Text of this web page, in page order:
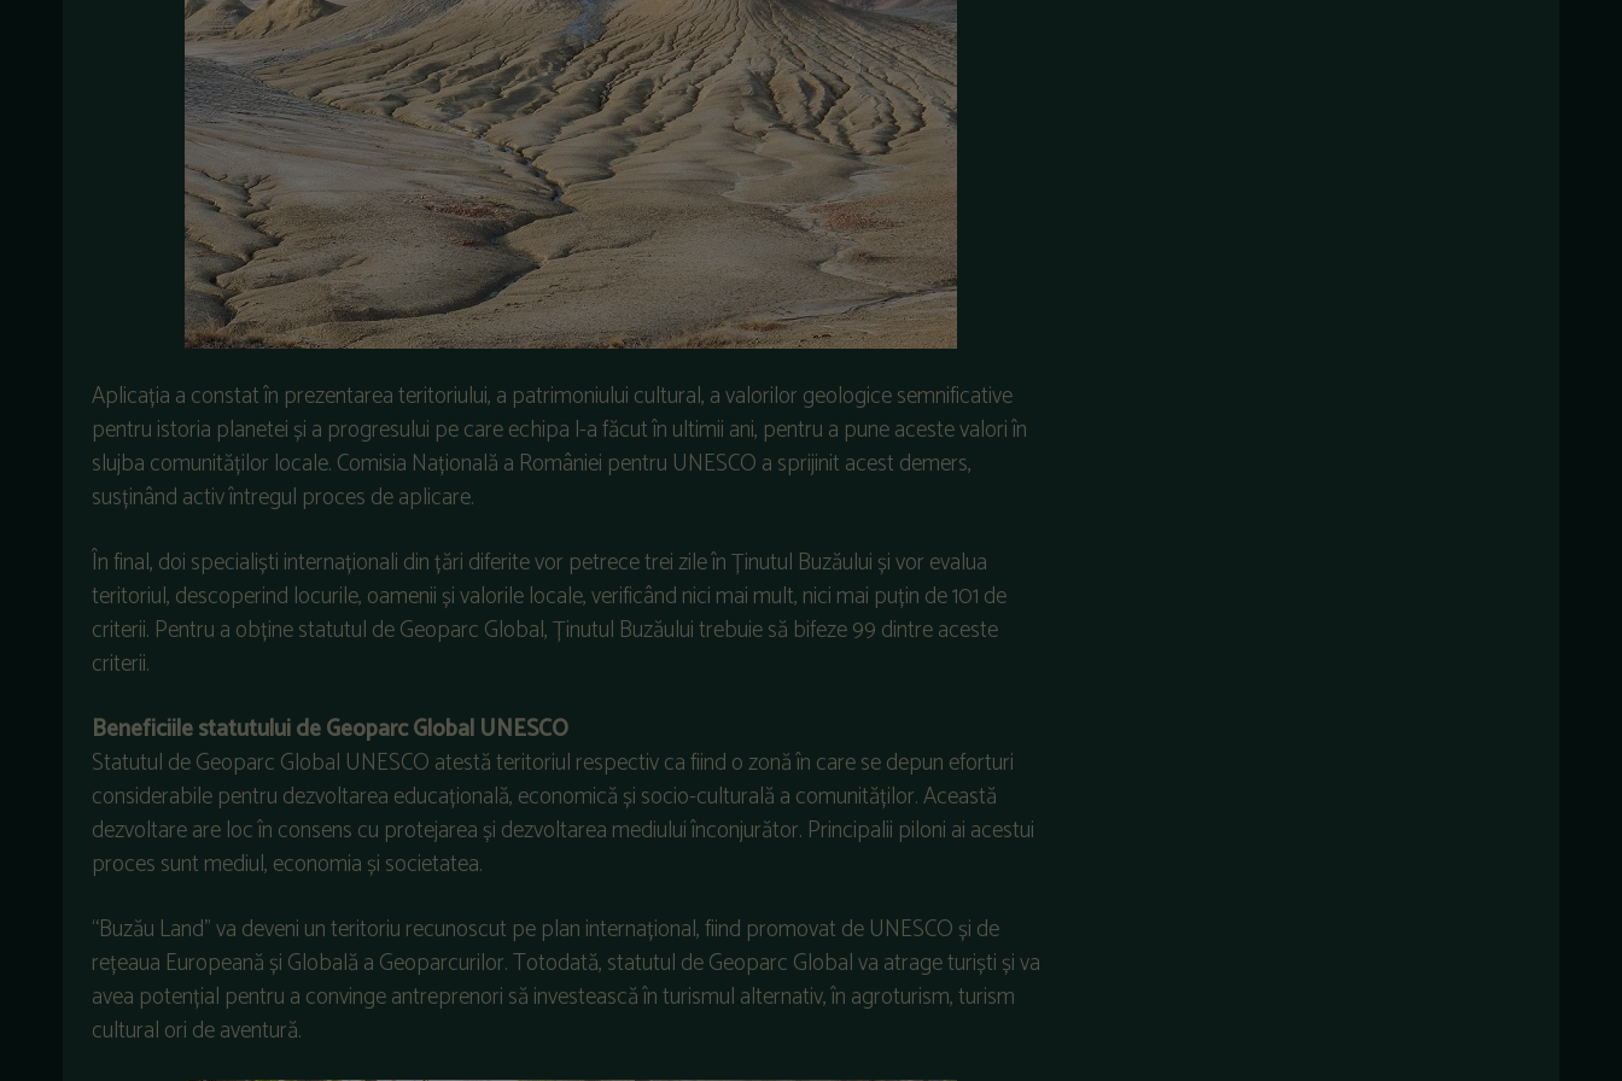
Aplicația a constat în prezentarea teritoriului, a patrimoniului cultural, a valorilor geologice semnificative
pentru istoria planetei și a progresului pe care echipa l-a făcut în ultimii ani, pentru a pune aceste valori în
slujba comunităților locale. Comisia Națională a României pentru UNESCO a sprijinit acest demers,
susținând activ întregul proces de aplicare.
În final, doi specialiști internaționali din țări diferite vor petrece trei zile în Ținutul Buzăului și vor evalua
teritoriul, descoperind locurile, oamenii și valorile locale, verificând nici mai mult, nici mai puțin de 101 de
criterii. Pentru a obține statutul de Geoparc Global, Ținutul Buzăului trebuie să bifeze 99 dintre aceste
criterii.
Beneficiile statutului de Geoparc Global UNESCO
Statutul de Geoparc Global UNESCO atestă teritoriul respectiv ca fiind o zonă în care se depun eforturi
considerabile pentru dezvoltarea educațională, economică și socio-culturală a comunităților. Această
dezvoltare are loc în consens cu protejarea și dezvoltarea mediului înconjurător. Principalii piloni ai acestui
proces sunt mediul, economia și societatea.
“Buzău Land” va deveni un teritoriu recunoscut pe plan internațional, fiind promovat de UNESCO și de
rețeaua Europeană și Globală a Geoparcurilor. Totodată, statutul de Geoparc Global va atrage turiști și va
avea potențial pentru a convinge antreprenori să investească în turismul alternativ, în agroturism, turism
cultural ori de aventură.